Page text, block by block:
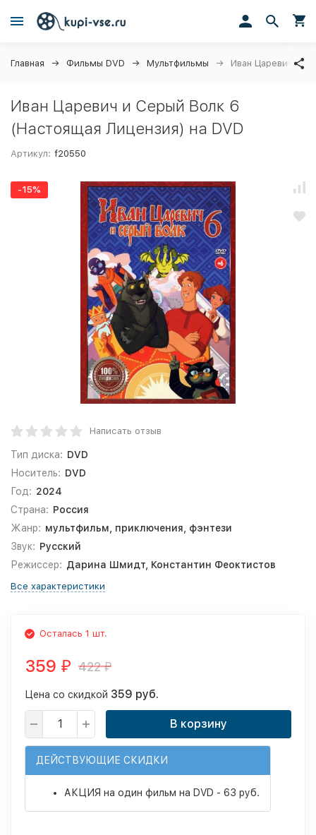
Главная Фильмы DVD Мультфильмы Иван Царевич и
Иван Царевич и Серый Волк 6
(Настоящая Лицензия) на DVD
Артикул: f20550
-15%
Написать отзыв
Тип диска: DVD
Носитель: DVD
Год: 2024
Страна: Россия
Жанр: мультфильм, приключения, фэнтези
Звук: Русский
Режиссер: Дарина Шмидт, Константин Феоктистов
Все характеристики
Осталась 1 шт.
359 ₽ 422₽
Цена со скидкой 359 руб.
В корзину
ДЕЙСТВУЮЩИЕ СКИДКИ
АКЦИЯ на один фильм на DVD - 63 руб.